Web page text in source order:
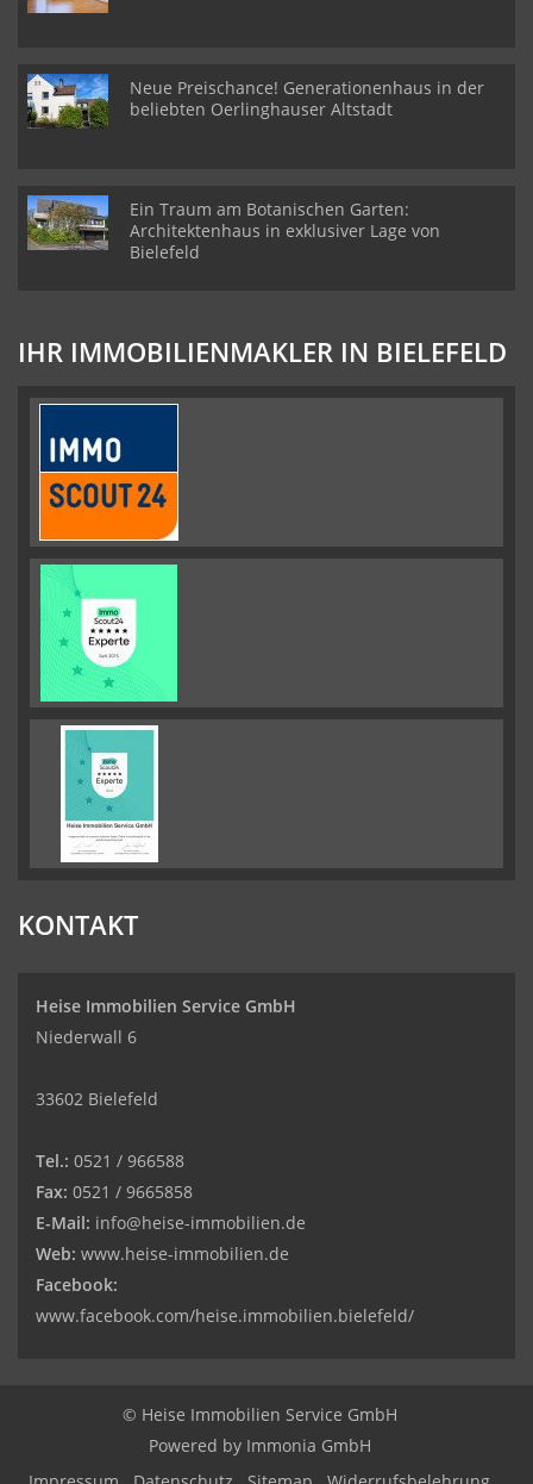
Neue Preischance! Generationenhaus in der
beliebten Oerlinghauser Altstadt
Ein Traum am Botanischen Garten:
Architektenhaus in exklusiver Lage von
Bielefeld
IHR IMMOBILIENMAKLER IN BIELEFELD
KONTAKT
Heise Immobilien Service GmbH
Niederwall 6
33602 Bielefeld
Tel.: 0521 / 966588
Fax: 0521 / 9665858
E-Mail: info@heise-immobilien.de
Web: www.heise-immobilien.de
Facebook:
www.facebook.com/heise.immobilien.bielefeld/
© Heise Immobilien Service GmbH
Powered by Immonia GmbH